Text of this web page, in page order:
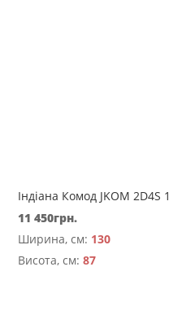
Індіана Комод JKOM
11 450грн.
Ширина, см: 130
Висота, см:87